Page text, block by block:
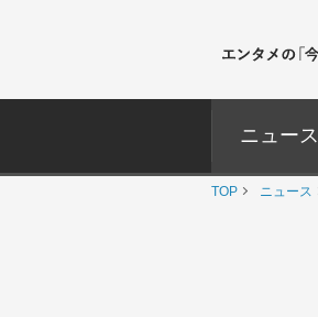
ニュース
TOP ニュース